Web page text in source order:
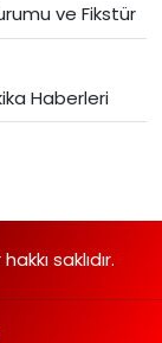
ve Fikstür
Haberleri
saklıdır.